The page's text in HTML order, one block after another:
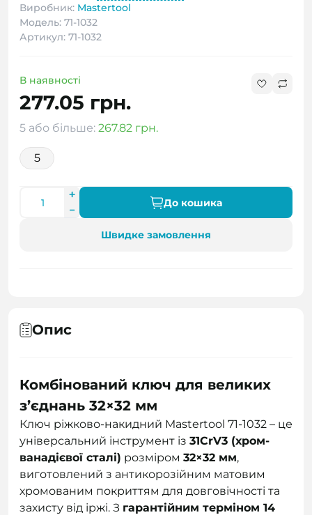
Виробник: Mastertool
Модель: 71-1032
Артикул: 71-1032
В наявності
277.05 грн.
5 або більше: 267.82 грн.
5
До кошика
Швидке замовлення
Опис
Комбінований ключ для великих
з’єднань 32×32 мм
Ключ ріжково-накидний Mastertool 71-1032 – це
універсальний інструмент із 31CrV3 (хром-
ванадієвої сталі) розміром 32×32 мм,
виготовлений з антикорозійним матовим
хромованим покриттям для довговічності та
захисту від іржі. З гарантійним терміном 14